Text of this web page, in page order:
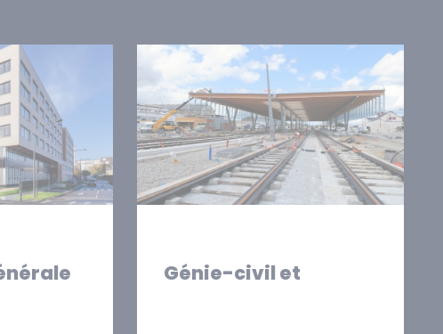
Génie-civil et